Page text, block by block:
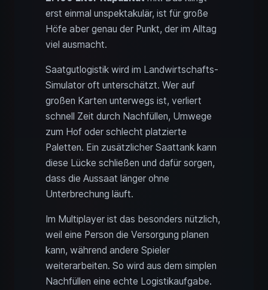
erst einmal unspektakulär, ist für große
Höfe aber genau der Punkt, der im Alltag
viel ausmacht.
Saatgutlogistik wird im Landwirtschafts-
Simulator oft unterschätzt. Wer auf
großen Karten unterwegs ist, verliert
schnell Zeit durch Nachfüllen, Umwege
zum Hof oder schlecht platzierte
Paletten. Ein zusätzlicher Saattank kann
diese Lücke schließen und dafür sorgen,
dass die Aussaat länger ohne
Unterbrechung läuft.
Im Multiplayer ist das besonders nützlich,
weil eine Person die Versorgung planen
kann, während andere Spieler
weiterarbeiten. So wird aus dem simplen
Nachfüllen eine echte Logistikaufgabe.